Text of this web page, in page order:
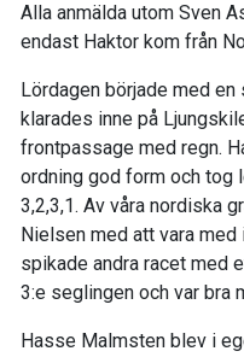
Alla anmälda utom Sven
endast Haktor kom från
Lördagen började med
klarades inne på
frontpassage med regn.
ordning god form och tog
3,2,3,1. Av våra nordiska
Nielsen med att vara
spikade andra racet med
3:e seglingen och var bra
Hasse Malmsten blev i